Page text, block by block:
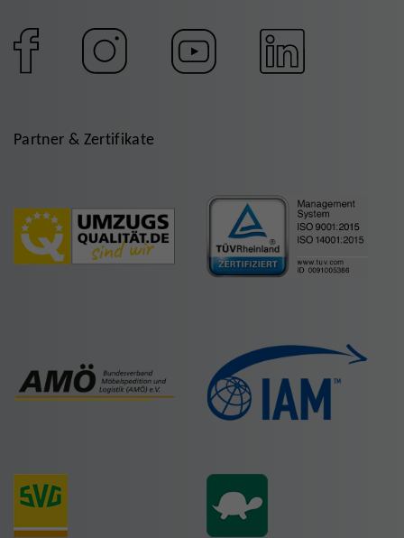
Partner & Zertifikate